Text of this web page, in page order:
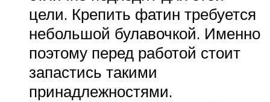
цели. Крепить фатин требуется
небольшой булавочкой. Именно
поэтому перед работой стоит
запастись такими
принадлежностями.